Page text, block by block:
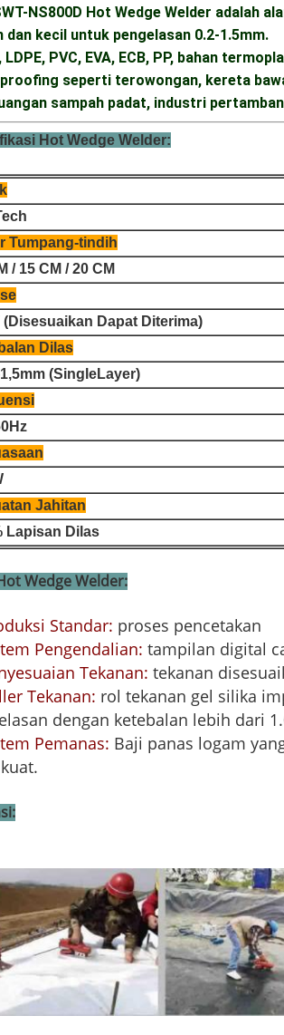
NS800D Hot Wedge Welder adalah
dan kecil untuk pengelasan 0.2-1.5mm.
LDPE, PVC, EVA, ECB, PP, bahan
seperti terowongan, kereta
sampah padat, industri
Hot Wedge Welder:
Tumpang-tindih
/ 15 CM / 20 CM
(Disesuaikan Dapat Diterima)
Dilas
(SingleLayer)
Jahitan
Lapisan Dilas
Wedge Welder:
Standar: proses pencetakan
Pengendalian: tampilan digital
Tekanan: tekanan
Tekanan: rol tekanan gel silika
dengan ketebalan lebih dari
Pemanas: Baji panas logam